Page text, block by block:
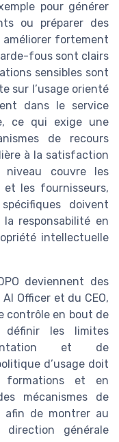
pour générer
ou préparer des
améliorer fortement
fous sont clairs
sensibles sont
sur l’usage orienté
dans le service
ce qui exige une
de recours
à la satisfaction
couvre les
les fournisseurs,
doivent
responsabilité en
intellectuelle
deviennent des
Officer et du CEO,
contrôle en bout de
les limites
et de
d’usage doit
et en
mécanismes de
afin de montrer au
direction générale